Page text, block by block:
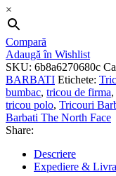
×
Compară
Adaugă în Wishlist
SKU: 6b8a6270680c
BARBATI Etichete:
bumbac, tricou de firma,
tricou polo, Tricouri
Barbati The North Face
Share:
Descriere
Expediere &